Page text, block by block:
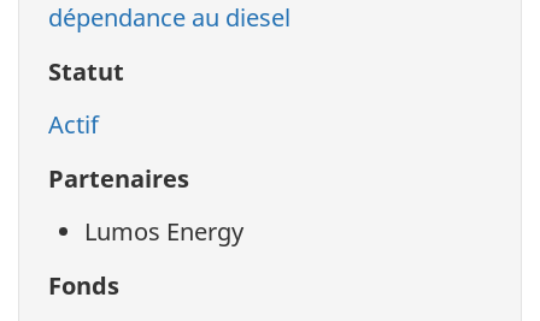
dépendance au diesel
Statut
Actif
Partenaires
Lumos Energy
Fonds